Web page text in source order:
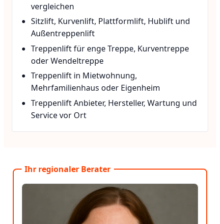
vergleichen
Sitzlift, Kurvenlift, Plattformlift, Hublift und
Außentreppenlift
Treppenlift für enge Treppe, Kurventreppe
oder Wendeltreppe
Treppenlift in Mietwohnung,
Mehrfamilienhaus oder Eigenheim
Treppenlift Anbieter, Hersteller, Wartung und
Service vor Ort
Ihr regionaler Berater